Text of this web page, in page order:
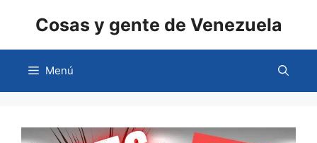
Cosas y gente de Venezuela
Menú